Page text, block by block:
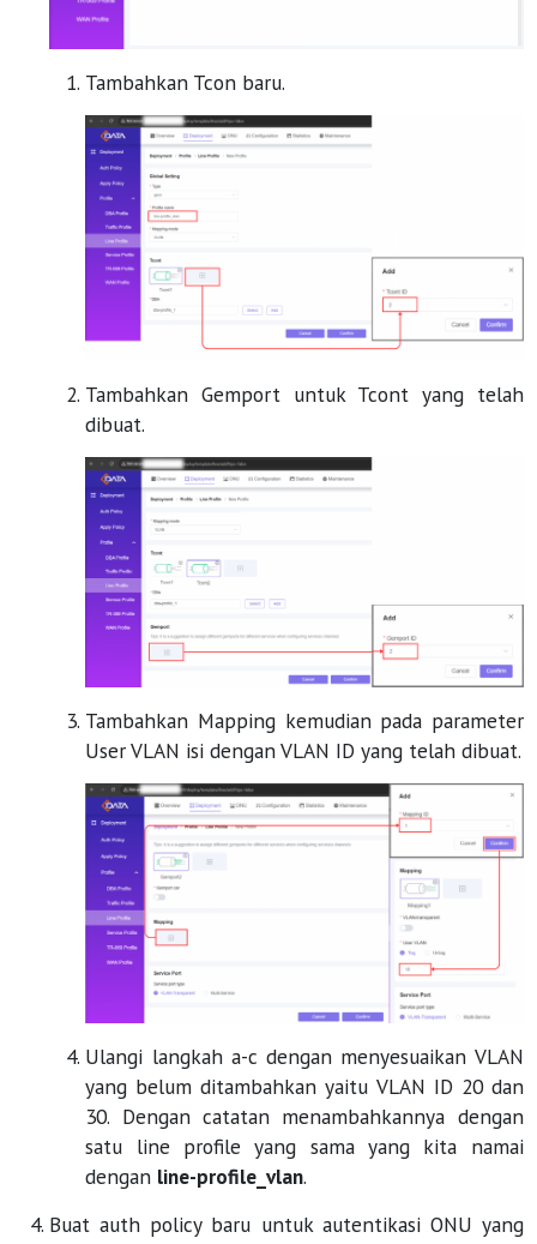
Tambahkan Tcon baru.
Tambahkan Gemport untuk Tcont yang telah
dibuat.
Tambahkan Mapping kemudian pada parameter
User VLAN isi dengan VLAN ID yang telah dibuat.
Ulangi langkah a-c dengan menyesuaikan VLAN
yang belum ditambahkan yaitu VLAN ID 20 dan
30. Dengan catatan menambahkannya dengan
satu line profile yang sama yang kita namai
dengan line-profile_vlan.
Buat auth policy baru untuk autentikasi ONU yang